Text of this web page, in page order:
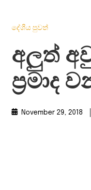
දේශීය පුවත්
අලුත්
ප්‍රමාද
November 29, 2018